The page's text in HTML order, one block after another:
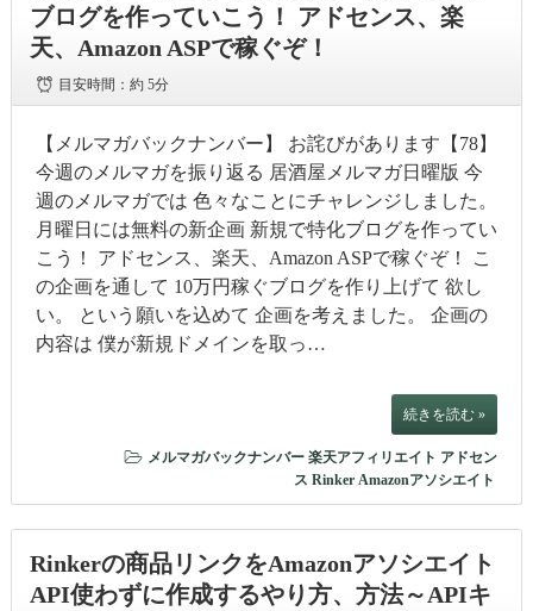
ブログを作っていこう！ アドセンス、楽
天、Amazon ASPで稼ぐぞ！
目安時間：約 5分
【メルマガバックナンバー】 お詫びがあります【78】
今週のメルマガを振り返る 居酒屋メルマガ日曜版 今
週のメルマガでは 色々なことにチャレンジしました。
月曜日には無料の新企画 新規で特化ブログを作ってい
こう！ アドセンス、楽天、Amazon ASPで稼ぐぞ！ こ
の企画を通して 10万円稼ぐブログを作り上げて 欲し
い。 という願いを込めて 企画を考えました。 企画の
内容は 僕が新規ドメインを取っ…
続きを読む »
メルマガバックナンバー 楽天アフィリエイト アドセン
ス Rinker Amazonアソシエイト
Rinkerの商品リンクをAmazonアソシエイト
API使わずに作成するやり方、方法～APIキ